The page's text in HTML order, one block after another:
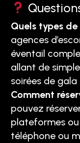
Quels types
agences
éventail
allant de
soirées de gala
Comment
pouvez
plateformes
téléphone ou